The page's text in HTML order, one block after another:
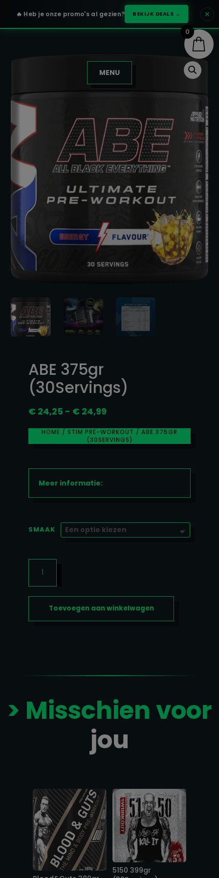
🔥 Heb je onze promo's al gezien? BEKIJK DEALS → ✕
MENU
ABE 375gr
(30Servings)
€ 24,25 - € 24,99
tot
€ 24,99
HOME / STIM PRE-WORKOUT / ABE 375GR
(30SERVINGS)
Meer informatie:
SMAAK
375GR
(30SERVINGS)
AANTAL
Toevoegen aan winkelwagen
> Misschien voor
jou
5150 399gr
0